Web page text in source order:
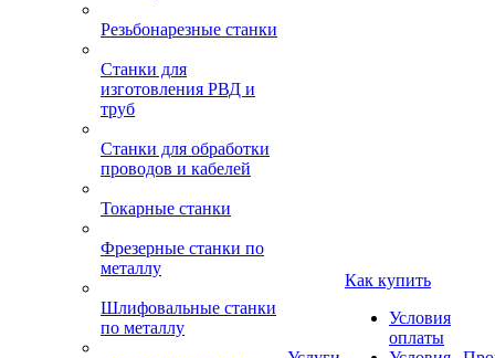
Резьбонарезные станки
Станки для
изготовления РВД и
труб
Станки для обработки
проводов и кабелей
Токарные станки
Фрезерные станки по
металлу
Шлифовальные станки
по металлу
Как купить
Условия
оплаты